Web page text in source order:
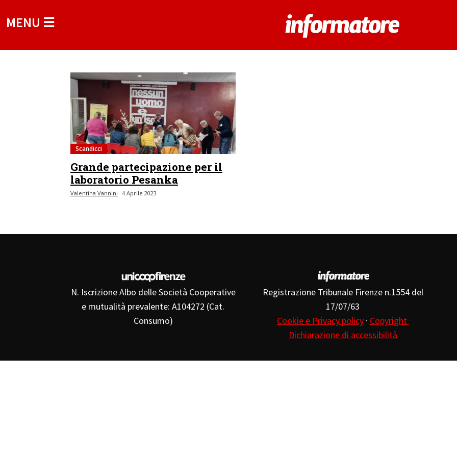
MENU ☰
Scandicci
Grande partecipazione per il
laboratorio Pesanka
Valentina Vannini 4 Aprile 2023
N. Iscrizione Albo delle Società Cooperative
e mutualità prevalente: A104272 (Cat.
Consumo)
Registrazione Tribunale Firenze n.1554 del
17/07/63
Cookie e Privacy policy· Copyright
Dichiarazione di accessibilità